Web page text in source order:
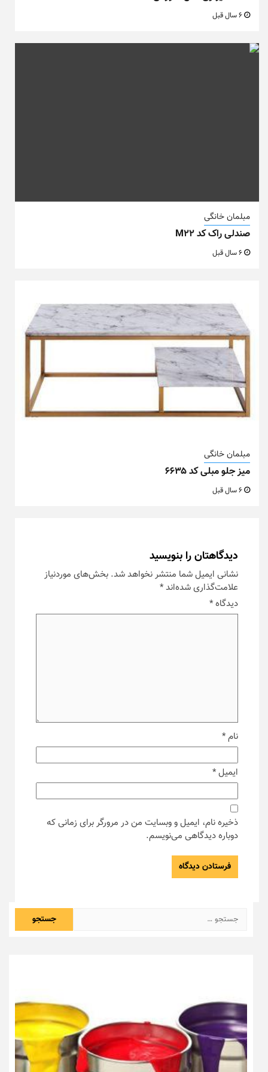
مبلمان خانگی
صندلی راک کد M22
مبلمان خانگی
میز جلو مبلی کد ۶۶۳۵
دیدگاهتان را بنویسید
نشانی ایمیل شما منتشر نخواهد شد. بخش‌های موردنیاز
علامت‌گذاری شده‌اند*
دیدگاه*
نام*
ایمیل*
ذخیره نام، ایمیل و وبسایت من در مرورگر برای زمانی که
دوباره دیدگاهی می‌نویسم.
جستجو
برای: